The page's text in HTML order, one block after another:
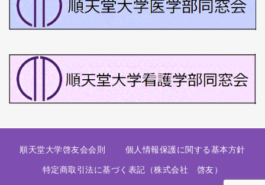
順天堂大学啓友会会則
個人情報保護に関する基本方針
特定商取引法に基づく表記（株式会社 啓友）